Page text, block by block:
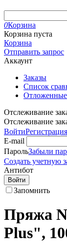
0Корзина
Корзина пуста
Корзина
Отправить запрос
Аккаунт
Заказы
Список
Отслеживание
Отслеживание
ВойтиРегистрация
E-mail
ПарольЗабыли
Создать учетную
Антибот
Войти
Запомнить
Пряжа
Plus",